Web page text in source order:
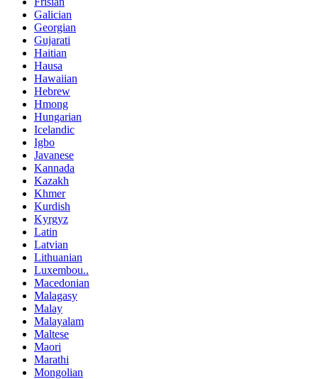
Galician
Georgian
Gujarati
Haitian
Hausa
Hawaiian
Hebrew
Hmong
Hungarian
Icelandic
Igbo
Javanese
Kannada
Kazakh
Khmer
Kurdish
Kyrgyz
Latin
Latvian
Lithuanian
Luxembou..
Macedonian
Malagasy
Malay
Malayalam
Maltese
Maori
Marathi
Mongolian